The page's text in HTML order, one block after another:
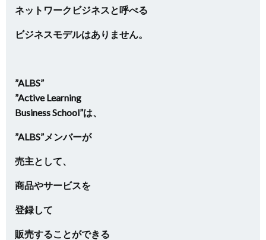
ネットワークビジネスと呼べる
ビジネスモデルはありません。
”ALBS”
”Active Learning
Business School”は、
”ALBS”メンバーが
売主として、
商品やサービスを
登録して
販売することができる